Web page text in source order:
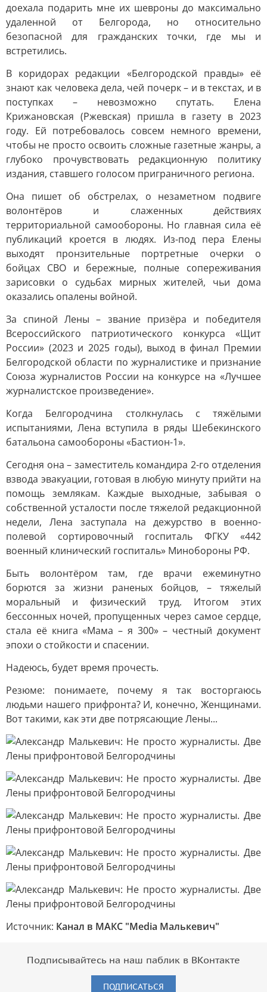
доехала подарить мне их шевроны до максимально
удаленной от Белгорода, но относительно
безопасной для гражданских точки, где мы и
встретились.
В коридорах редакции «Белгородской правды» её
знают как человека дела, чей почерк – и в текстах, и в
поступках – невозможно спутать. Елена
Крижановская (Ржевская) пришла в газету в 2023
году. Ей потребовалось совсем немного времени,
чтобы не просто освоить сложные газетные жанры, а
глубоко прочувствовать редакционную политику
издания, ставшего голосом приграничного региона.
Она пишет об обстрелах, о незаметном подвиге
волонтёров и слаженных действиях
территориальной самообороны. Но главная сила её
публикаций кроется в людях. Из-под пера Елены
выходят пронзительные портретные очерки о
бойцах СВО и бережные, полные сопереживания
зарисовки о судьбах мирных жителей, чьи дома
оказались опалены войной.
За спиной Лены – звание призёра и победителя
Всероссийского патриотического конкурса «Щит
России» (2023 и 2025 годы), выход в финал Премии
Белгородской области по журналистике и признание
Союза журналистов России на конкурсе на «Лучшее
журналистское произведение».
Когда Белгородчина столкнулась с тяжёлыми
испытаниями, Лена вступила в ряды Шебекинского
батальона самообороны «Бастион-1».
Сегодня она – заместитель командира 2-го отделения
взвода эвакуации, готовая в любую минуту прийти на
помощь землякам. Каждые выходные, забывая о
собственной усталости после тяжелой редакционной
недели, Лена заступала на дежурство в военно-
полевой сортировочный госпиталь ФГКУ «442
военный клинический госпиталь» Минобороны РФ.
Быть волонтёром там, где врачи ежеминутно
борются за жизни раненых бойцов, – тяжелый
моральный и физический труд. Итогом этих
бессонных ночей, пропущенных через самое сердце,
стала её книга «Мама – я 300» – честный документ
эпохи о стойкости и спасении.
Надеюсь, будет время прочесть.
Резюме: понимаете, почему я так восторгаюсь
людьми нашего прифронта? И, конечно, Женщинами.
Вот такими, как эти две потрясающие Лены...
Источник: Канал в МАКС "Media Малькевич"
Подписывайтесь на наш паблик в ВКонтакте
ПОДПИСАТЬСЯ